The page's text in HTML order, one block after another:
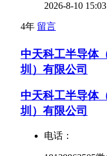
2026-8-10
4年 留言
中天科工半导体
圳）有限公司
中天科工半导体
圳）有限公司
电话：